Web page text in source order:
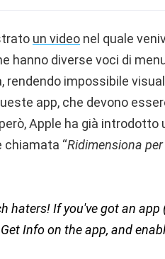
un video nel quale
hanno diverse voci di
rendendo impossibile
app, che devono
Apple ha già introdotto
chiamata “Ridimensiona
haters! If you've got an
Info on the app, and